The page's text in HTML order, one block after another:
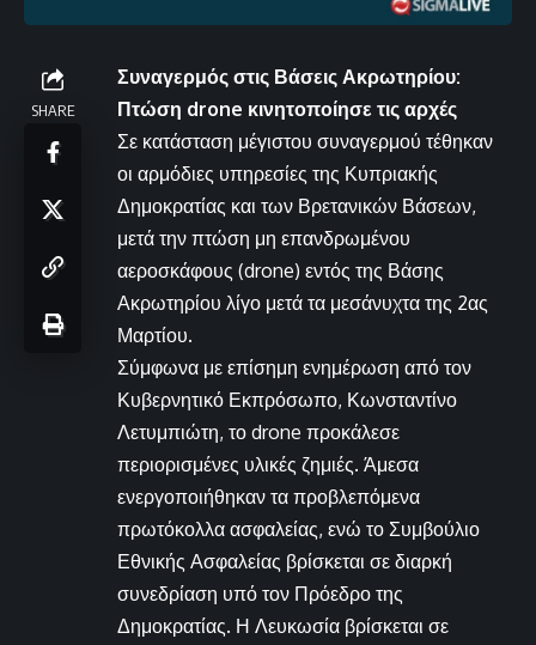
SHARE
Συναγερμός στις Βάσεις Ακρωτηρίου:
Πτώση drone κινητοποίησε τις αρχές
Σε κατάσταση μέγιστου συναγερμού τέθηκαν
οι αρμόδιες υπηρεσίες της Κυπριακής
Δημοκρατίας και των Βρετανικών Βάσεων,
μετά την πτώση μη επανδρωμένου
αεροσκάφους (drone) εντός της Βάσης
Ακρωτηρίου λίγο μετά τα μεσάνυχτα της 2ας
Μαρτίου.
Σύμφωνα με επίσημη ενημέρωση από τον
Κυβερνητικό Εκπρόσωπο, Κωνσταντίνο
Λετυμπιώτη, το drone προκάλεσε
περιορισμένες υλικές ζημιές. Άμεσα
ενεργοποιήθηκαν τα προβλεπόμενα
πρωτόκολλα ασφαλείας, ενώ το Συμβούλιο
Εθνικής Ασφαλείας βρίσκεται σε διαρκή
συνεδρίαση υπό τον Πρόεδρο της
Δημοκρατίας. Η Λευκωσία βρίσκεται σε